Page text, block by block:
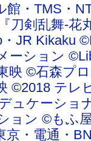
・TMS・
刀剣乱舞-
・JR
ーション
映 ©石森プ
©2018 テ
ュケーシ
ョン ©もふ
・電通・